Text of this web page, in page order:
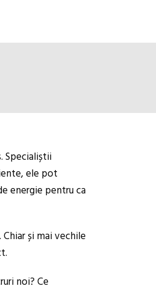
Specialiștii
ele pot
energie pentru ca
și mai vechile
noi? Ce